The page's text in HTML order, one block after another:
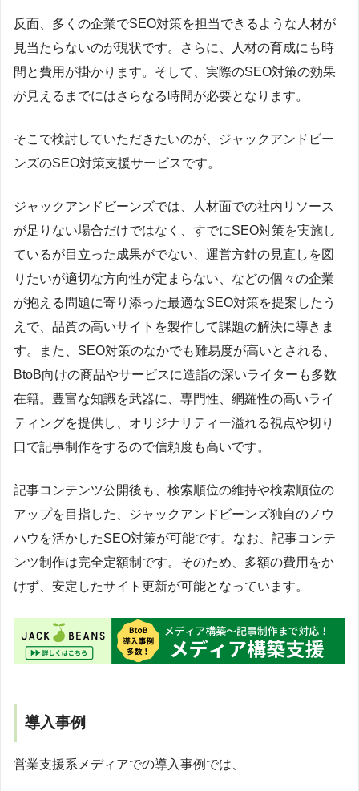
反面、多くの企業でSEO対策を担当できるような人材が
見当たらないのが現状です。さらに、人材の育成にも時
間と費用が掛かります。そして、実際のSEO対策の効果
が見えるまでにはさらなる時間が必要となります。
そこで検討していただきたいのが、ジャックアンドビー
ンズのSEO対策支援サービスです。
ジャックアンドビーンズでは、人材面での社内リソース
が足りない場合だけではなく、すでにSEO対策を実施し
ているが目立った成果がでない、運営方針の見直しを図
りたいが適切な方向性が定まらない、などの個々の企業
が抱える問題に寄り添った最適なSEO対策を提案したう
えで、品質の高いサイトを製作して課題の解決に導きま
す。また、SEO対策のなかでも難易度が高いとされる、
BtoB向けの商品やサービスに造詣の深いライターも多数
在籍。豊富な知識を武器に、専門性、網羅性の高いライ
ティングを提供し、オリジナリティー溢れる視点や切り
口で記事制作をするので信頼度も高いです。
記事コンテンツ公開後も、検索順位の維持や検索順位の
アップを目指した、ジャックアンドビーンズ独自のノウ
ハウを活かしたSEO対策が可能です。なお、記事コンテ
ンツ制作は完全定額制です。そのため、多額の費用をか
けず、安定したサイト更新が可能となっています。
導入事例
営業支援系メディアでの導入事例では、